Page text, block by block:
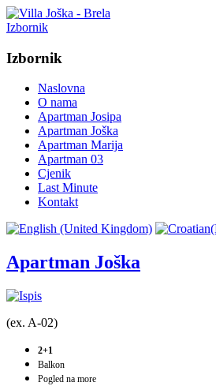
Izbornik
Izbornik
Naslovna
O nama
Apartman Josipa
Apartman Joška
Apartman Marija
Apartman 03
Cjenik
Last Minute
Kontakt
Apartman Joška
(ex. A-02)
2+1
Balkon
Pogled na more